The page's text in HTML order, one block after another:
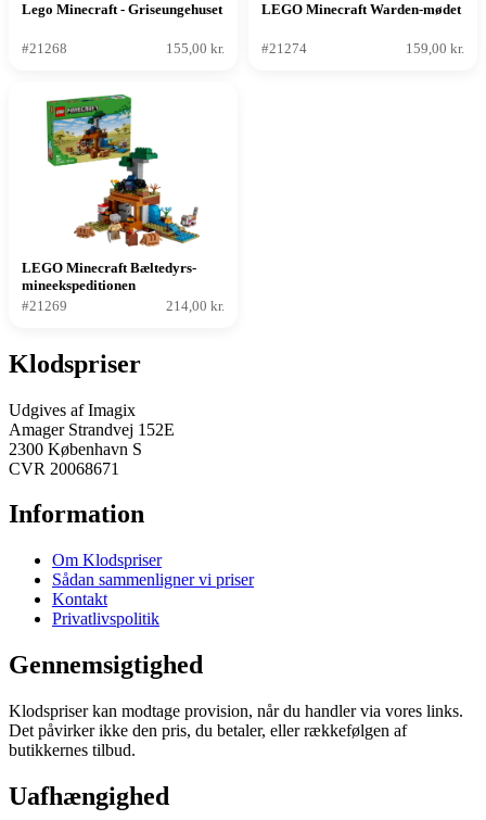
Lego Minecraft - Griseungehuset
#21268 155,00 kr.
LEGO Minecraft Warden-mødet
#21274 159,00 kr.
LEGO Minecraft Bæltedyrs-
mineekspeditionen
#21269
214,00 kr.
Klodspriser
Udgives af Imagix
Amager Strandvej 152E
2300 København S
CVR 20068671
Information
Om Klodspriser
Sådan sammenligner vi priser
Kontakt
Privatlivspolitik
Gennemsigtighed
Klodspriser kan modtage provision, når du handler via vores links.
Det påvirker ikke den pris, du betaler, eller rækkefølgen af
butikkernes tilbud.
Uafhængighed